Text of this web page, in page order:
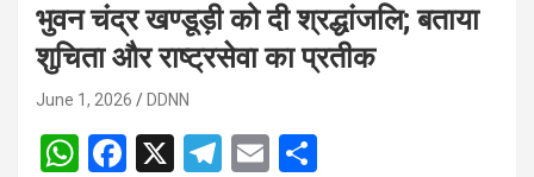
भुवन चंद्र खण्डूड़ी को दी श्रद्धांजलि; बताया
शुचिता और राष्ट्रसेवा का प्रतीक
June 1, 2026 DDNN
W F
X
T
E